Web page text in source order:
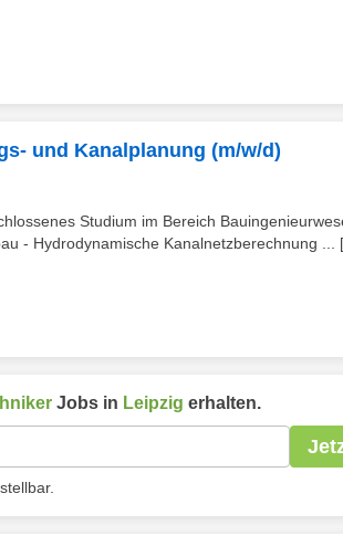
und Kanalplanung (m/w/d)
Studium im Bereich
- Hydrodynamische Kanalnetzberechnung ...
[
Jobs in Leipzig erhalten.